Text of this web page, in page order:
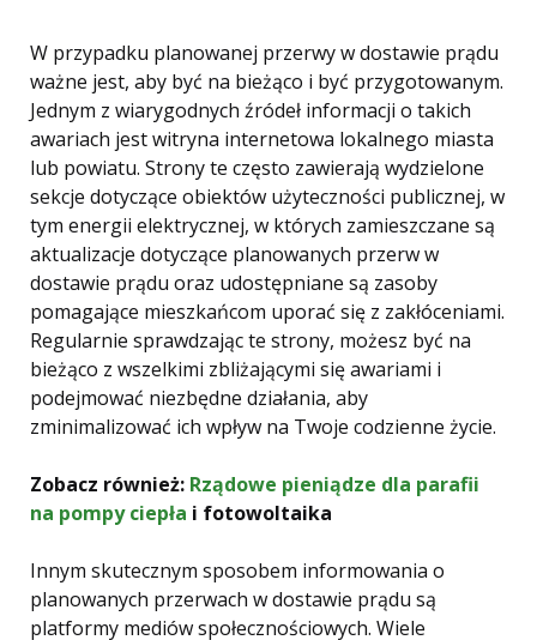
W przypadku planowanej przerwy w dostawie prądu
ważne jest, aby być na bieżąco i być przygotowanym.
Jednym z wiarygodnych źródeł informacji o takich
awariach jest witryna internetowa lokalnego miasta
lub powiatu. Strony te często zawierają wydzielone
sekcje dotyczące obiektów użyteczności publicznej, w
tym energii elektrycznej, w których zamieszczane są
aktualizacje dotyczące planowanych przerw w
dostawie prądu oraz udostępniane są zasoby
pomagające mieszkańcom uporać się z zakłóceniami.
Regularnie sprawdzając te strony, możesz być na
bieżąco z wszelkimi zbliżającymi się awariami i
podejmować niezbędne działania, aby
zminimalizować ich wpływ na Twoje codzienne życie.
Zobacz również: Rządowe pieniądze dla parafii
na pompy ciepła i fotowoltaika
Innym skutecznym sposobem informowania o
planowanych przerwach w dostawie prądu są
platformy mediów społecznościowych. Wiele